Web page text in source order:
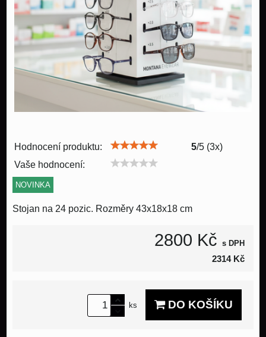
Hodnocení produktu: 5/5 (3x)
Vaše hodnocení:
NOVINKA
Stojan na 24 pozic. Rozměry 43x18x18 cm
2800 Kč s DPH
2314 Kč
ks DO KOŠÍKU